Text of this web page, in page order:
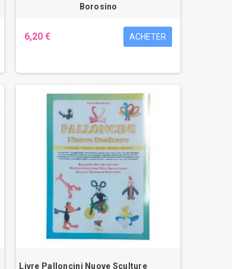
Borosino
6,20 € ACHETER
Livre Palloncini Nuove Sculture